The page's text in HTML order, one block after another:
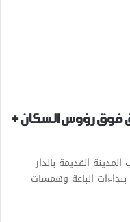
فوق رؤوس السكان +
القديمة بالدار
بنداءات الباعة وهمسات